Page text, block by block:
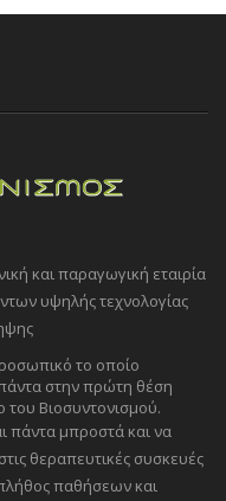
και παραγωγική εταιρία
υψηλής τεχνολογίας
το οποίο
πάντα στην πρώτη θέση
Βιοσυντονισμού.
πάντα μπροστά και να
θεραπευτικές συσκευές
παθήσεων και